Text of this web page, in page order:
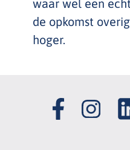
waar wel een
de opkomst
hoger.